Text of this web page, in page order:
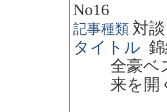
No16
記事種類 対談
タイトル
全豪ベ
来を開